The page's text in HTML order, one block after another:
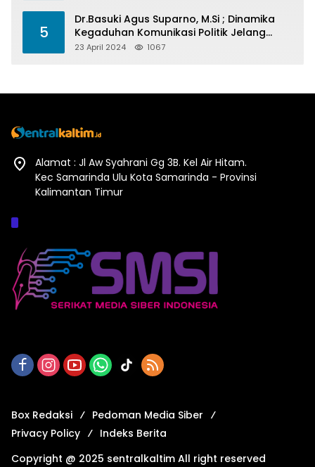
5
Dr.Basuki Agus Suparno, M.Si ; Dinamika
Kegaduhan Komunikasi Politik Jelang
Pesta Politik 2024
23 April 2024 1067
Alamat : Jl Aw Syahrani Gg 3B. Kel Air Hitam.
Kec Samarinda Ulu Kota Samarinda - Provinsi
Kalimantan Timur
Box Redaksi
Pedoman Media Siber
Privacy Policy
Indeks Berita
Copyright @ 2025 sentralkaltim All right reserved